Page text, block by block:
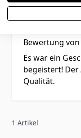
Rating
Bewertung von
Es war ein
begeistert!
Qualität.
1 Artikel